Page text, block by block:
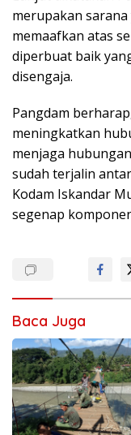
merupakan
memaafkan atas
diperbuat baik
disengaja.
Pangdam
meningkatkan
menjaga
sudah terjalin
Kodam Iskandar
segenap
Baca Juga